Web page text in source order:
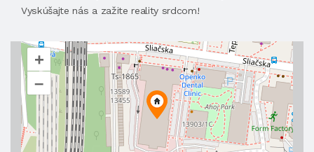
Vyskúšajte nás a zažite reality srdcom!
+
–